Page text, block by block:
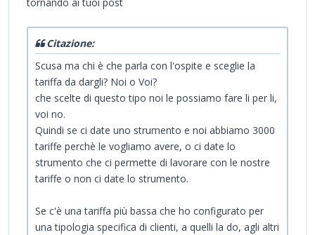
Citazione:
Scusa ma chi è che parla con l'ospite e sceglie la
tariffa da dargli? Noi o Voi?
che scelte di questo tipo noi le possiamo fare li per li,
voi no.
Quindi se ci date uno strumento e noi abbiamo 3000
tariffe perchè le vogliamo avere, o ci date lo
strumento che ci permette di lavorare con le nostre
tariffe o non ci date lo strumento.
Se c'è una tariffa più bassa che ho configurato per
una tipologia specifica di clienti, a quelli la do, agli altri